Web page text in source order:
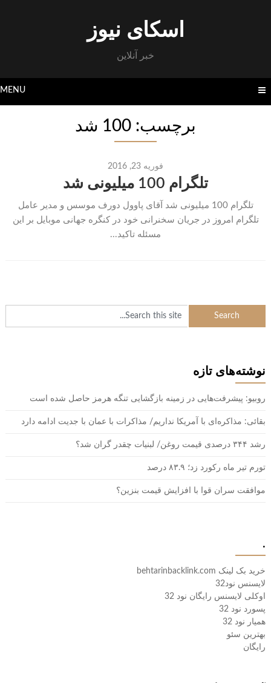
اسکای نیوز
خبر آنلاین
MENU
برچسب: 100 شد
فوریه 23, 2016
تلگرام 100 میلیونی شد
تلگرام 100 میلیونی شد آقای پاوول دورف موسس و مدیر عامل
تلگرام امروز در جریان سخنرانی خود در کنگره جهانی موبایل بر این
مسئله تاکید...
نوشته‌های تازه
روبیو: پیشرفت‌هایی در زمینه بازگشایی تنگه هرمز حاصل شده است
بقائی: مذاکره‌ای با آمریکا نداریم/ مذاکرات با عمان با جدیت ادامه دارد
رشد ۳۴۴ درصدی قیمت روغن/ لبنیات چقدر گران شد؟
تورم تیر ماه رکورد زد؛ ۸۳.۹ درصد
موافقت سران قوا با افزایش قیمت بنزین؟
.
خرید بک لینک behtarinbacklink.com
لایسنس نود32
اوکلی لایسنس رایگان نود 32
پسورد نود 32
همیار نود 32
بهترین سئو
رایگان